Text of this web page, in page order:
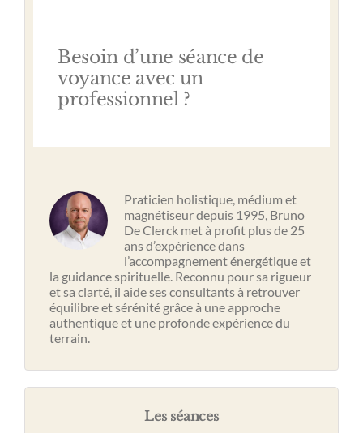
Besoin d’une séance de
voyance avec un
professionnel ?
Praticien holistique, médium et
magnétiseur depuis 1995, Bruno
De Clerck met à profit plus de 25
ans d’expérience dans
l’accompagnement énergétique et
la guidance spirituelle. Reconnu pour sa rigueur
et sa clarté, il aide ses consultants à retrouver
équilibre et sérénité grâce à une approche
authentique et une profonde expérience du
terrain.
Les séances